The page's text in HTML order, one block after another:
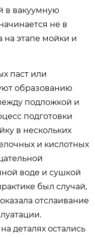
в вакуумную
не в
на этапе мойки и
паст или
образованию
подложкой и
подготовки
в нескольких
и кислотных
воде и сушкой
был случай,
отслаивание
деталях остались